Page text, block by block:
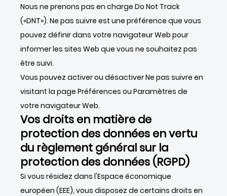
Nous ne prenons pas en charge Do Not Track
(«DNT»). Ne pas suivre est une préférence que vous
pouvez définir dans votre navigateur Web pour
informer les sites Web que vous ne souhaitez pas
être suivi.
Vous pouvez activer ou désactiver Ne pas suivre en
visitant la page Préférences ou Paramètres de
votre navigateur Web.
Vos droits en matière de
protection des données en vertu
du règlement général sur la
protection des données (RGPD)
Si vous résidez dans l'Espace économique
européen (EEE), vous disposez de certains droits en